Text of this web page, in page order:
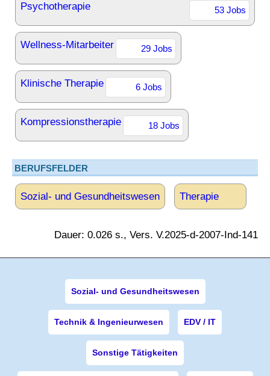
Psychotherapie
53 Jobs
Wellness-Mitarbeiter 29 Jobs
Klinische Therapie 6 Jobs
Kompressionstherapie 18 Jobs
BERUFSFELDER
Sozial- und Gesundheitswesen Therapie
Dauer: 0.026 s., Vers. V.2025-d-2007-Ind-141
Sozial- und Gesundheitswesen
Technik & Ingenieurwesen EDV / IT
Sonstige Tätigkeiten